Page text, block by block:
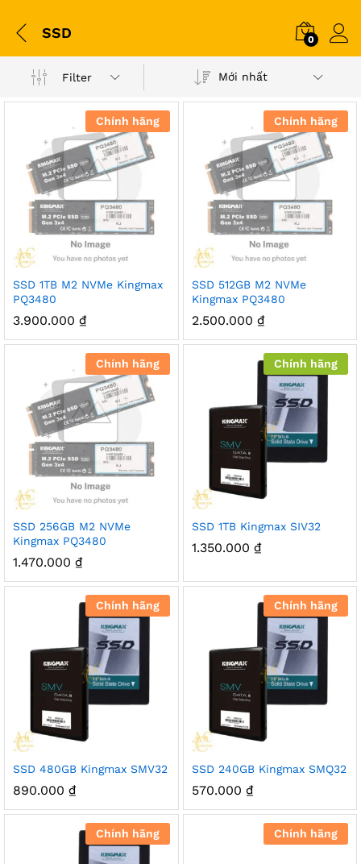
SSD 0
Filter Mới nhất
Chính hãng
SSD 1TB M2 NVMe Kingmax
PQ3480
3.900.000 ₫
Chính hãng
SSD 512GB M2 NVMe
Kingmax PQ3480
2.500.000 ₫
Chính hãng
SSD 256GB M2 NVMe
Kingmax PQ3480
1.470.000 ₫
Chính hãng
SSD 1TB Kingmax SIV32
1.350.000 ₫
Chính hãng
SSD 480GB Kingmax SMV32
890.000 ₫
Chính hãng
SSD 240GB Kingmax SMQ32
570.000 ₫
Chính hãng Chính hãng